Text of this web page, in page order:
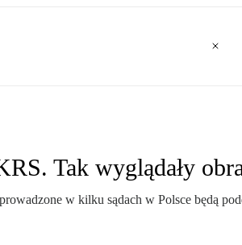
Tak wyglądały
w kilku sądach w Polsce będą